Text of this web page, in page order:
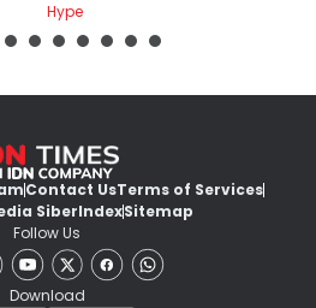
Hype
Contact UsTerms of Services
SiberIndexSitemap
Follow Us
Download